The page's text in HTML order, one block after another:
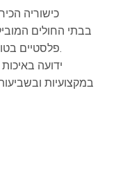
כישוריה
פלסטיים
במקצועיות